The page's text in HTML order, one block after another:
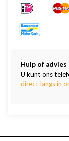
Hulp of advies
U kunt ons
direct langs in